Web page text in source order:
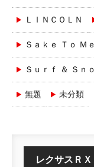
ＬＩＮＣＯＬＮ
Ｓａｋｅ Ｔｏ Ｍｅ
Ｓｕｒｆ ＆ Ｓｎ
無題 未分類
レクサスＲ